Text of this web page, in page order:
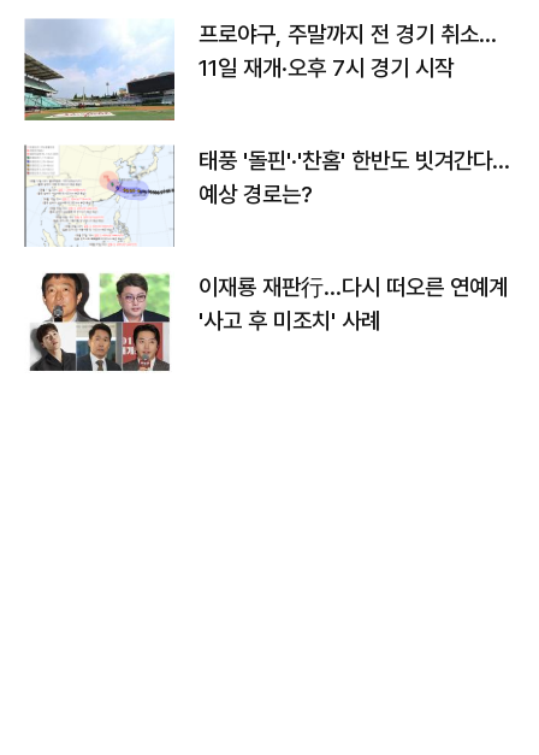
프로야구, 주말까지 전 경기 취소…
11일 재개·오후 7시 경기 시작
태풍 '돌핀'·'찬홈' 한반도 빗겨간다…
예상 경로는?
이재룡 재판行…다시 떠오른 연예계
'사고 후 미조치' 사례